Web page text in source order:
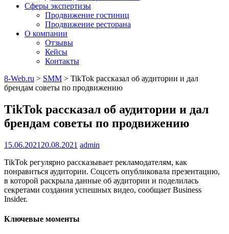
Сферы экспертизы
Продвижение гостиниц
Продвижение ресторана
О компании
Отзывы
Кейсы
Контакты
8-Web.ru > SMM > TikTok рассказал об аудитории и дал
брендам советы по продвижению
TikTok рассказал об аудитории и дал
брендам советы по продвижению
15.06.2021 20.08.2021 admin
TikTok регулярно рассказывает рекламодателям, как
понравиться аудитории. Соцсеть опубликовала презентацию,
в которой раскрыла данные об аудитории и поделилась
секретами создания успешных видео, сообщает Business
Insider.
Ключевые моменты